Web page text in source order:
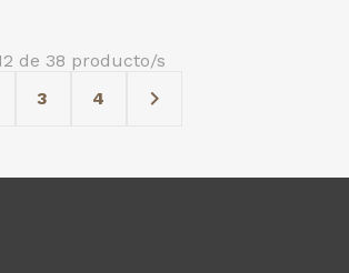
de 38 producto/s
3 4 